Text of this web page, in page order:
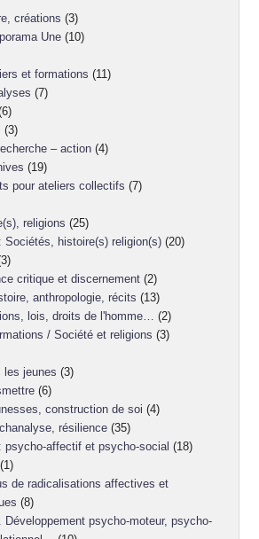
créations (3)
Une (10)
et formations (11)
(7)
(3)
– action(4)
(19)
pour ateliers collectifs (7)
religions (25)
Sociétés, histoire(s) religion(s)(20)
critique et discernement (2)
anthropologie, récits (13)
lois, droits de l'homme… (2)
/ Société et religions (3)
les jeunes (3)
(6)
construction de soi (4)
résilience (35)
psycho-affectif et psycho-social (18)
(1)
de radicalisations affectives et
(8)
Développement psycho-moteur, psycho-